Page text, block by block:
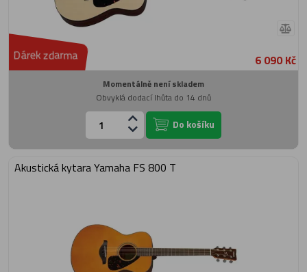
Dárek zdarma 6 090 Kč
Momentálně není skladem
Obvyklá dodací lhůta do 14 dnů
Do košíku
Akustická kytara Yamaha FS 800 T